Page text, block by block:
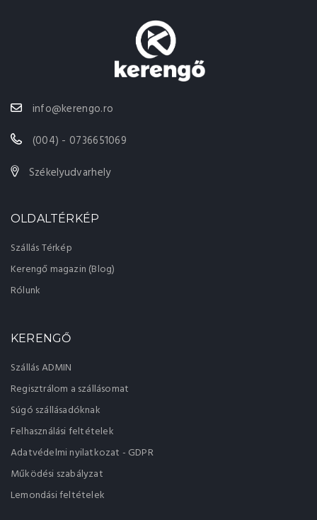
info@kerengo.ro
(004) - 0736651069
Székelyudvarhely
OLDALTÉRKÉP
Szállás Térkép
Kerengő magazin (Blog)
Rólunk
KERENGŐ
Szállás ADMIN
Regisztrálom a szállásomat
Súgó szállásadóknak
Felhasználási feltételek
Adatvédelmi nyilatkozat - GDPR
Működési szabályzat
Lemondási feltételek